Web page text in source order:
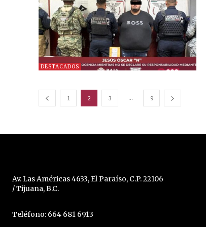
DESTACADOS
1 2 3 ... 9
Av. Las Américas 4633, El Paraíso, C.P. 22106
/ Tijuana, B.C.
Teléfono: 664 681 6913